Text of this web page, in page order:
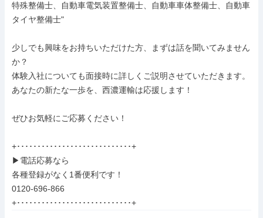
特殊整備士、自動車電気装置整備士、自動車車体整備士、自動車
タイヤ整備士"
少しでも興味をお持ちいただけた方、まずは話を聞いてみません
か？
体験入社についても面接時に詳しくご説明させていただきます。
あなたの新たな一歩を、西濃運輸は応援します！
ぜひお気軽にご応募ください！
+････････････････････････････+
▶電話応募なら
各種登録がなく1番便利です！
0120-696-866
+････････････････････････････+